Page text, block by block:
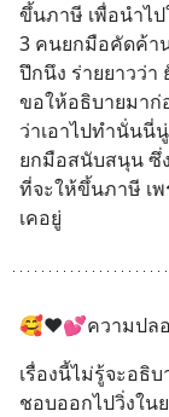
ขึ้นภาษี เพื่อนำไ
3 คนยกมือคัดค้า
ปึกนึง ร่ายยาวว่
ขอให้อธิบายมา
ว่าเอาไปทำนั่นนี่
ยกมือสนับสนุน ซึ่
ที่จะให้ขึ้นภาษี เ
เคอยู่
🥰❤️💕ความปล
เรื่องนี้ไม่รู้จะอธิ
ชอบออกไปวิ่งใน